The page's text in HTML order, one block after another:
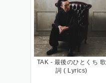
TAK - 最後のひとくち 歌
詞 ( Lyrics)